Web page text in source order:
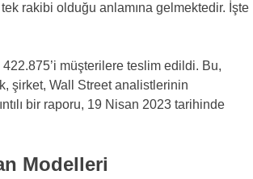
tek rakibi olduğu anlamına gelmektedir. İşte
müşterilere teslim edildi. Bu,
şirket, Wall Street analistlerinin
bir raporu, 19 Nisan 2023 tarihinde
Modelleri